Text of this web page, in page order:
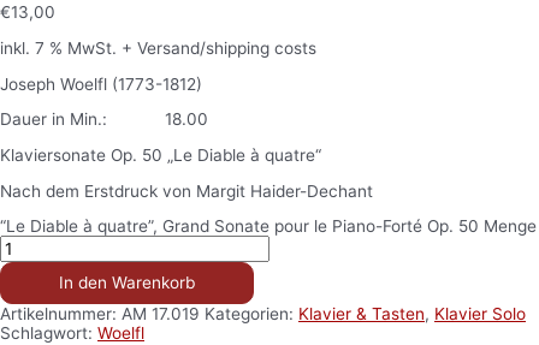
€13,00
inkl. 7 % MwSt. + Versand/shipping costs
Joseph Woelfl (1773-1812)
Dauer in Min.: 18.00
Klaviersonate Op. 50 „Le Diable à quatre“
Nach dem Erstdruck von Margit Haider-Dechant
“Le Diable à quatre”, Grand Sonate pour le Piano-Forté Op. 50 Menge
In den Warenkorb
Artikelnummer: AM 17.019 Kategorien: Klavier & Tasten, Klavier Solo
Schlagwort: Woelfl